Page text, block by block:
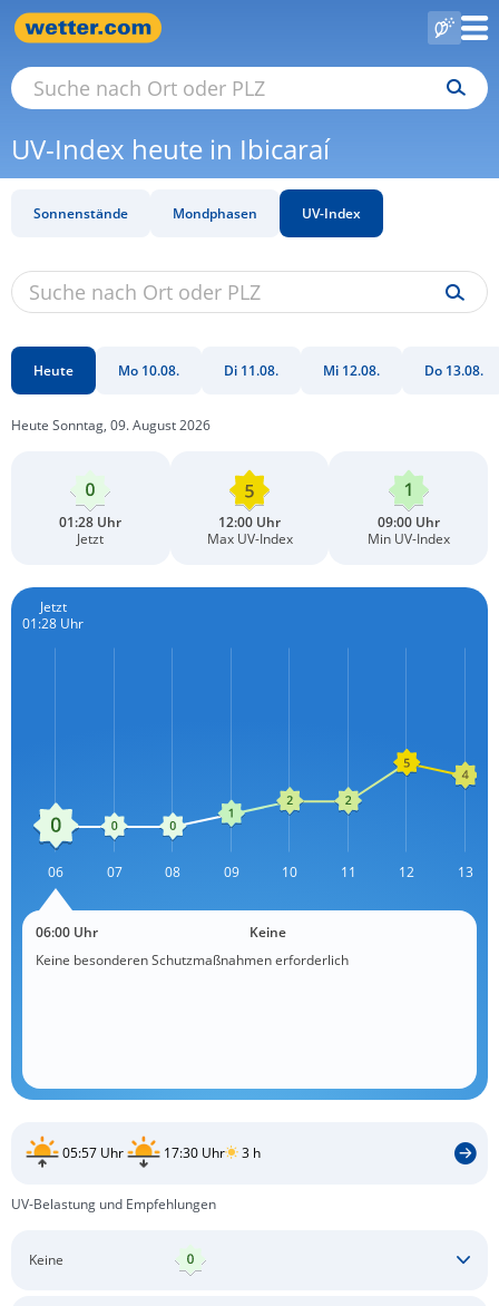
UV-Index heute in Ibicaraí
Sonnenstände Mondphasen UV-Index
Heute Mo 10.08. Di 11.08. Mi 12.08. Do 13.08.
Heute Sonntag, 09. August 2026
01:28 Uhr
Jetzt
12:00 Uhr
Max UV-Index
09:00 Uhr
Min UV-Index
Jetzt
01:28 Uhr
06 07 08 09 10 11 12 13
06:00 Uhr
Keine
Keine besonderen Schutzmaßnahmen erforderlich
05:57 Uhr 17:30 Uhr 3 h
UV-Belastung und Empfehlungen
Keine